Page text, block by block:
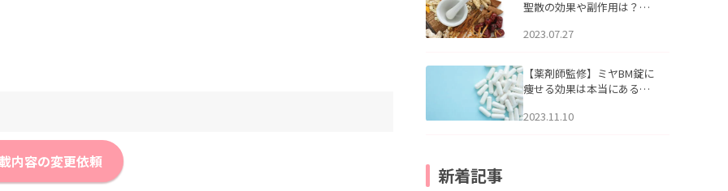
内容の変更依頼
聖散の効果や副作用は？長
2023.07.27
【薬剤師監修】ミヤBM錠に
痩せる効果は本当にある
2023.11.10
新着記事